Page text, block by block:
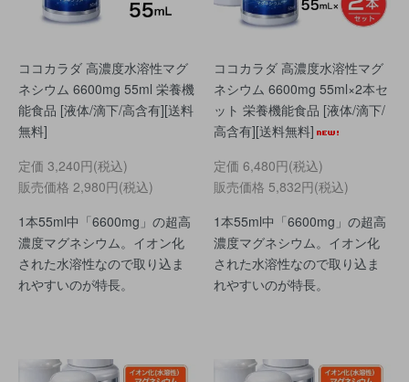
ココカラダ 高濃度水溶性マグ
ネシウム 6600mg 55ml 栄養機
能食品 [液体/滴下/高含有][送料
無料]
定価 3,240円(税込)
販売価格 2,980円(税込)
1本55ml中「6600mg」の超高
濃度マグネシウム。イオン化
された水溶性なので取り込ま
れやすいのが特長。
ココカラダ 高濃度水溶性マグ
ネシウム 6600mg 55ml×2本セ
ット 栄養機能食品 [液体/滴下/
高含有][送料無料]
定価 6,480円(税込)
販売価格 5,832円(税込)
1本55ml中「6600mg」の超高
濃度マグネシウム。イオン化
された水溶性なので取り込ま
れやすいのが特長。